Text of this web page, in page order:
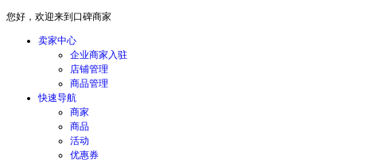
您好，欢迎来到口碑商家
卖家中心
企业商家入驻
店铺管理
商品管理
快速导航
商家
商品
活动
优惠券